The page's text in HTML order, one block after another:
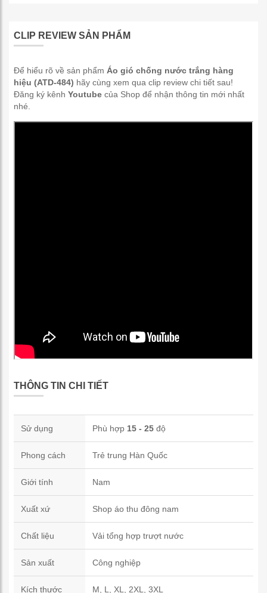
CLIP REVIEW SẢN PHẨM
Để hiểu rõ về sản phẩm Áo gió chống nước trắng hàng
hiệu (ATD-484) hãy cùng xem qua clip review chi tiết sau!
Đăng ký kênh Youtube của Shop để nhận thông tin mới nhất
nhé.
THÔNG TIN CHI TIẾT
Sử dụng Phù hợp 15 - 25 độ
Phong cách Trẻ trung Hàn Quốc
Giới tính Nam
Xuất xứ Shop áo thu đông nam
Chất liệu Vải tổng hợp trượt nước
Sản xuất Công nghiệp
Kích thước M, L, XL, 2XL, 3XL